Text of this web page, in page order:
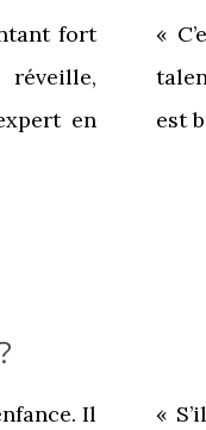
fort
réveille,
en
«
est
Il
«